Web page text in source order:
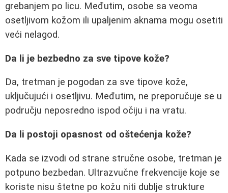
grebanjem po licu. Međutim, osobe sa veoma
osetljivom kožom ili upaljenim aknama mogu osetiti
veći nelagod.
Da li je bezbedno za sve tipove kože?
Da, tretman je pogodan za sve tipove kože,
uključujući i osetljivu. Međutim, ne preporučuje se u
području neposredno ispod očiju i na vratu.
Da li postoji opasnost od oštećenja kože?
Kada se izvodi od strane stručne osobe, tretman je
potpuno bezbedan. Ultrazvučne frekvencije koje se
koriste nisu štetne po kožu niti dublje strukture